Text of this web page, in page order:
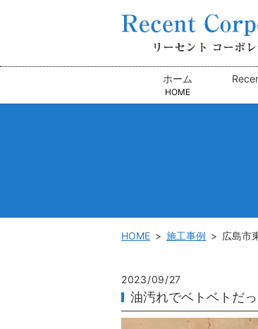
ホーム
HOME
HOME 施工事例 広島市
2023/09/27
油汚れでベトベトだ